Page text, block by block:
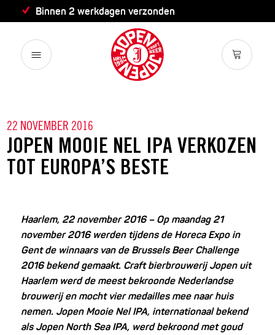
Binnen 2 werkdagen verzonden
22 NOVEMBER 2016
JOPEN MOOIE NEL IPA VERKOZEN
TOT EUROPA’S BESTE
Haarlem, 22 november 2016 – Op maandag 21
november 2016 werden tijdens de Horeca Expo in
Gent de winnaars van de Brussels Beer Challenge
2016 bekend gemaakt. Craft bierbrouwerij Jopen uit
Haarlem werd de meest bekroonde Nederlandse
brouwerij en mocht vier medailles mee naar huis
nemen. Jopen Mooie Nel IPA, internationaal bekend
als Jopen North Sea IPA, werd bekroond met goud